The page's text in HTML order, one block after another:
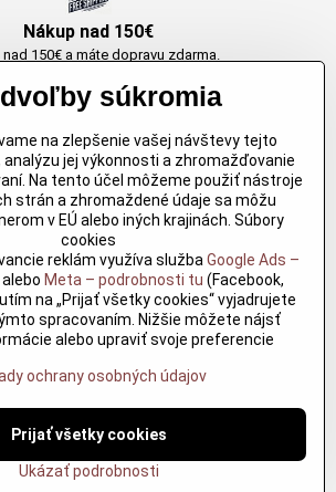
Nákup nad 150€
150€ a máte dopravu zdarma.
výrobky Arbortech
pre konkretný účel. Záruka kvality v každom
jednom
rezbárske náradie
náradie overené časom pre profesionálov aj
nadšencov
?
©2026Copyright
Zásady ochrany osobných údajov
Podmienky používania
pomocou:BiznisWeb.sk
súkromia
na zlepšenie vašej návštevy tejto
jej výkonnosti a zhromažďovanie
Na tento účel môžeme použiť nástroje
strán a zhromaždené údaje sa môžu
v EÚ alebo iných krajinách. Súbory
cookies
reklám využíva služba Google Ads –
alebo Meta – podrobnosti tu (Facebook,
na „Prijať všetky cookies“ vyjadrujete
spracovaním. Nižšie môžete nájsť
alebo upraviť svoje preferencie
ochrany osobných údajov
Ukázať podrobnosti
Prijať všetky cookies